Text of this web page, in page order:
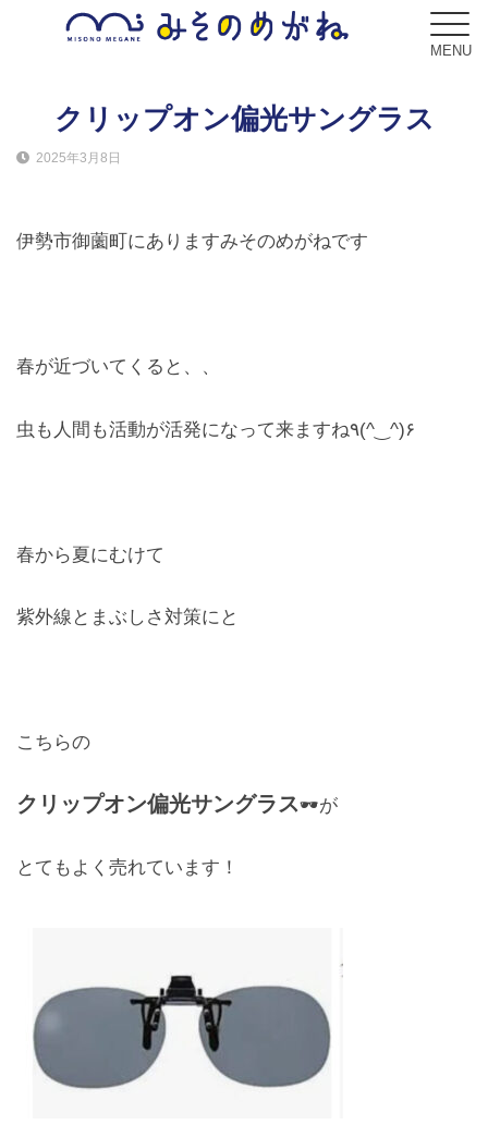
MENU
サービス
Service
フレーム
Lens
キッズ
Hearing Aid
アクセス
お問合せ
CONTACT
クリップオン偏光サングラス
2025年3月8日
伊勢市御薗町にありますみそのめがねです
春が近づいてくると、、
虫も人間も活動が活発になって来ますね٩(^‿^)۶
春から夏にむけて
紫外線とまぶしさ対策にと
こちらの
クリップオン偏光サングラス🕶️が
とてもよく売れています！